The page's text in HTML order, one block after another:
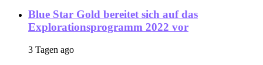
Blue Star Gold bereitet sich auf das
Explorationsprogramm 2022 vor
3 Tagen ago